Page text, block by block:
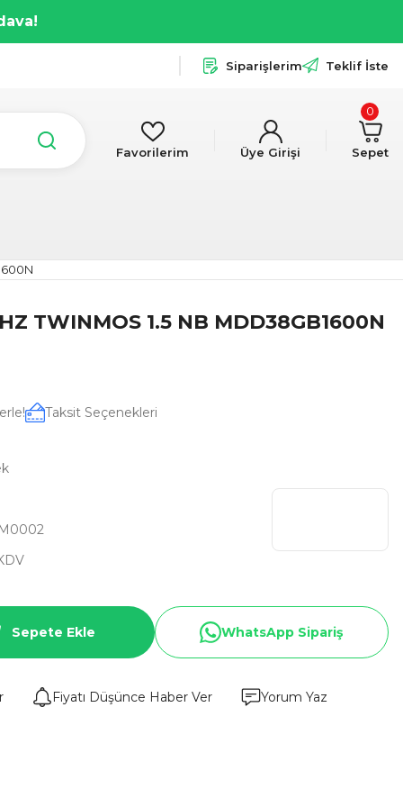
Siparişlerim Teklif İste
Favorilerim Üye Girişi Sepet
0
TWINMOS 1.5 NB MDD38GB1600N
Taksit Seçenekleri
Sepete Ekle WhatsApp Sipariş
Fiyatı Düşünce Haber Ver Yorum Yaz